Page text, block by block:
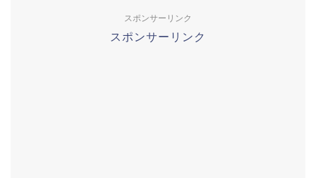
スポンサーリンク
スポンサーリンク